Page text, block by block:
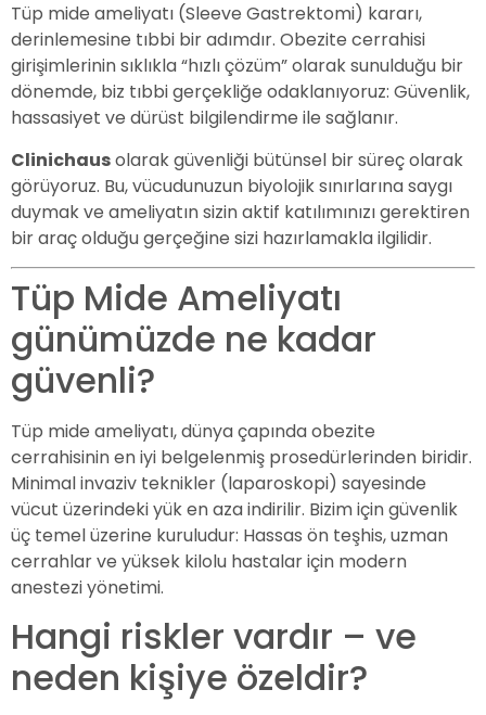
Tüp mide ameliyatı (Sleeve Gastrektomi) kararı,
derinlemesine tıbbi bir adımdır. Obezite cerrahisi
girişimlerinin sıklıkla “hızlı çözüm” olarak sunulduğu bir
dönemde, biz tıbbi gerçekliğe odaklanıyoruz: Güvenlik,
hassasiyet ve dürüst bilgilendirme ile sağlanır.
Clinichausolarak güvenliği bütünsel bir süreç olarak
görüyoruz. Bu, vücudunuzun biyolojik sınırlarına saygı
duymak ve ameliyatın sizin aktif katılımınızı gerektiren
bir araç olduğu gerçeğine sizi hazırlamakla ilgilidir.
Tüp Mide Ameliyatı
günümüzde ne kadar
güvenli?
Tüp mide ameliyatı, dünya çapında obezite
cerrahisinin en iyi belgelenmiş prosedürlerinden biridir.
Minimal invaziv teknikler (laparoskopi) sayesinde
vücut üzerindeki yük en aza indirilir. Bizim için güvenlik
üç temel üzerine kuruludur: Hassas ön teşhis, uzman
cerrahlar ve yüksek kilolu hastalar için modern
anestezi yönetimi.
Hangi riskler vardır – ve
neden kişiye özeldir?